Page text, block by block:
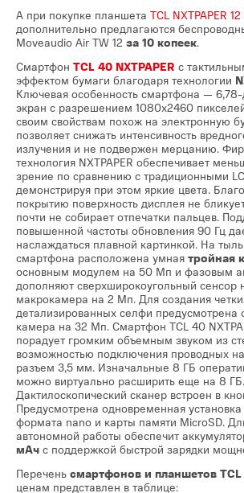
А при покупке планшета TCL NXTPAPER
дополнительно предлагаются
Moveaudio Air TW 12 за 10 копеек.
Смартфон TCL 40 NXTPAPER с
эффектом бумаги благодаря технологии
Ключевая особенность смартфона —
экран с разрешением 1080х2460
своим свойствам похож на электронную
позволяет снижать интенсивность
излучения и не подвержен мерцанию.
технология NXTPAPER обеспечивает
зрение по сравнению с традиционными
демонстрируя при этом яркие цвета.
покрытию поверхность дисплея не
почти не собирает отпечатки пальцев.
повышенной частоты обновления 90 Гц
наслаждаться плавной картинкой. На
смартфона расположена умная тройная
основным модулем на 50 Мп и фазовым
дополняют сверхширокоугольный сенсор
макрокамера на 2 Мп. Для создания
детализированных селфи предусмотрена
камера на 32 Мп. Смартфон TCL 40
порадует громким объемным звуком из
возможностью подключения проводных
разъем 3,5 мм. Изначальные 8 ГБ
можно виртуально расширить еще на 8 ГБ.
Дактилоскопический сканер встроен в
Предусмотрена одновременная
формата nano и карты памяти MicroSD.
автономной работы обеспечит
мАч с поддержкой быстрой зарядки
Перечень смартфонов и планшетов TCL
ценам представлен в таблице: